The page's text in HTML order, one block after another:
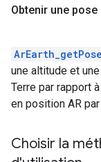
Obtenir une
une altitude et
Terre par rapport
en position AR
Choisir la